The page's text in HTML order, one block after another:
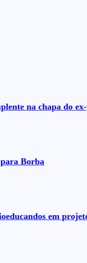
na chapa do
Borba
em